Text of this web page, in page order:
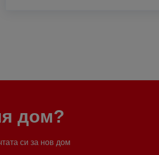
дом?
си за нов дом